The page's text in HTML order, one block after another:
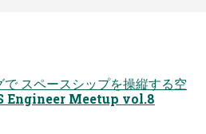
スペースシップを操縦する空
Engineer Meetup vol.8